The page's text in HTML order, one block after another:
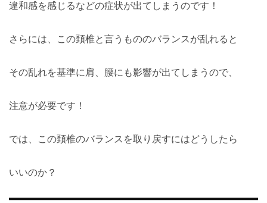
違和感を感じるなどの症状が出てしまうのです！
さらには、この頚椎と言うもののバランスが乱れると
その乱れを基準に肩、腰にも影響が出てしまうので、
注意が必要です！
では、この頚椎のバランスを取り戻すにはどうしたら
いいのか？